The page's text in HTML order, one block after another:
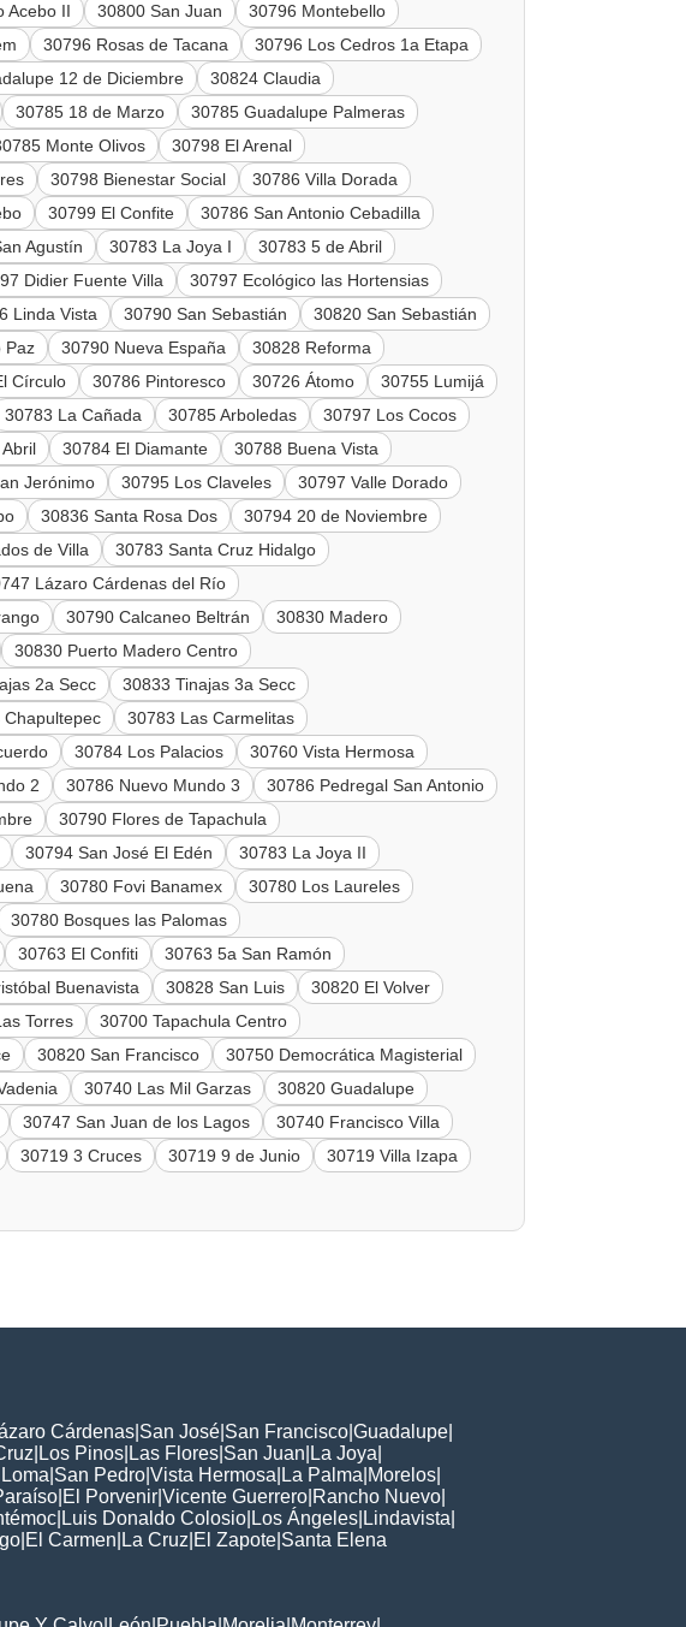
Acebo II 30800 San Juan
30796 Montebello
30796 Rosas de Tacana
30796 Los Cedros 1a Etapa
12 de Diciembre
30824 Claudia
30785 18 de Marzo
30785 Guadalupe Palmeras
Monte Olivos
30798 El Arenal
30798 Bienestar Social
30786 Villa Dorada
30799 El Confite
30786 San Antonio Cebadilla
Agustín 30783 La Joya I
30783 5 de Abril
Didier Fuente Villa
30797 Ecológico las Hortensias
Linda Vista 30790 San Sebastián
30820 San Sebastián
Paz 30790 Nueva España
30828 Reforma
Círculo 30786 Pintoresco 30726 Átomo
30755 Lumijá
30783 La Cañada 30785 Arboledas
30797 Los Cocos
30784 El Diamante
30788 Buena Vista
Jerónimo 30795 Los Claveles
30797 Valle Dorado
30836 Santa Rosa Dos
30794 20 de Noviembre
de Villa
30783 Santa Cruz Hidalgo
Lázaro Cárdenas del Río
30790 Calcaneo Beltrán
30830 Madero
30830 Puerto Madero Centro
2a Secc
30833 Tinajas 3a Secc
Chapultepec
30783 Las Carmelitas
30784 Los Palacios
30760 Vista Hermosa
2 30786 Nuevo Mundo 3
30786 Pedregal San Antonio
30790 Flores de Tapachula
30794 San José El Edén
30783 La Joya II
30780 Fovi Banamex
30780 Los Laureles
30780 Bosques las Palomas
30763 El Confiti
30763 5a San Ramón
Buenavista 30828 San Luis
30820 El Volver
Torres
30700 Tapachula Centro
30820 San Francisco
30750 Democrática Magisterial
30740 Las Mil Garzas
30820 Guadalupe
30747 San Juan de los Lagos
30740 Francisco Villa
30719 3 Cruces 30719 9 de Junio
30719 Villa Izapa
Cárdenas San José San Francisco Guadalupe
Los Pinos Las Flores San Juan La Joya
San Pedro Vista Hermosa La Palma Morelos
El Porvenir Vicente Guerrero Rancho Nuevo
Luis Donaldo Colosio Los Ángeles Lindavista
El Carmen La Cruz El Zapote Santa Elena